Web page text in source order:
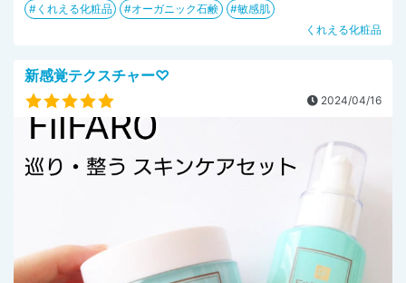
くれえる化粧品 オーガニック石鹸
敏感肌
くれえる化粧品
新感覚テクスチャー♡
2024/04/16